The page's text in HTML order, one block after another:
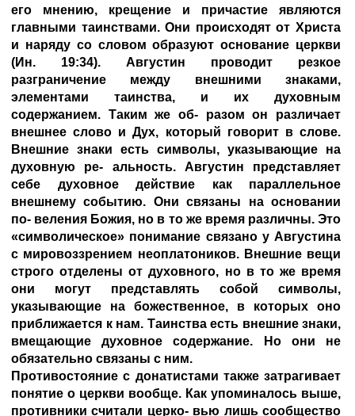
его мнению, крещение и причастие являются
главными таинствами. Они происходят от Христа
и наряду со словом образуют основание церкви
(Ин. 19:34). Августин проводит резкое
разграничение между внешними знаками,
элементами таинства, и их духовным
содержанием. Таким же об- разом он различает
внешнее слово и Дух, который говорит в слове.
Внешние знаки есть символы, указывающие на
духовную ре- альность. Августин представляет
себе духовное действие как параллельное
внешнему событию. Они связаны на основании
по- веления Божия, но в то же время различны. Это
«символическое» понимание связано у Августина
с мировоззрением неоплатоников. Внешние вещи
строго отделены от духовного, но в то же время
они могут представлять собой символы,
указывающие на божественное, в которых оно
приближается к нам. Таинства есть внешние знаки,
вмещающие духовное содержание. Но они не
обязательно связаны с ним.
Противостояние с донатистами также затрагивает
понятие о церкви вообще. Как упоминалось выше,
противники считали церко- вью лишь сообщество